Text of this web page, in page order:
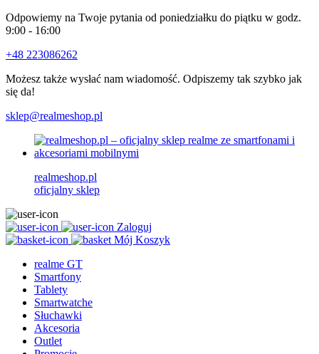
Odpowiemy na Twoje pytania od poniedziałku do piątku w godz.
9:00 - 16:00
+48 223086262
Możesz także wysłać nam wiadomość. Odpiszemy tak szybko jak
się da!
sklep@realmeshop.pl
realmeshop.pl
oficjalny sklep
Zaloguj
Mój Koszyk
realme GT
Smartfony
Tablety
Smartwatche
Słuchawki
Akcesoria
Outlet